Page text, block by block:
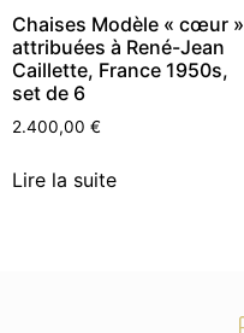
Chaises Modèle « cœur »
attribuées à René-Jean
Caillette, France 1950s,
set de 6
2.400,00 €
Lire la suite